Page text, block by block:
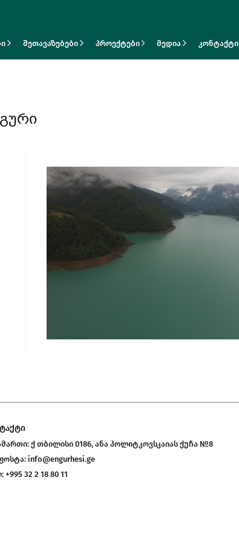
შეთავაზებები პროექტები მედია კონტაქტი
ქ თბილისი 0186, ანა პოლიტკოვსკაიას ქუჩა №8
info@engurhesi.ge
+995 32 2 18 80 11